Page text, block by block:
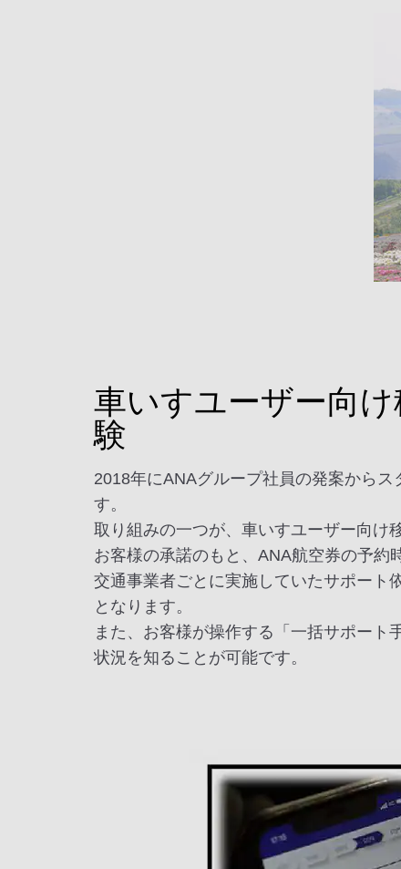
車いすユーザー向
験
2018年にANAグループ社員の発案から
す。
取り組みの一つが、車いすユーザー向け
お客様の承諾のもと、ANA航空券の予約
交通事業者ごとに実施していたサポート
となります。
また、お客様が操作する「一括サポート
状況を知ることが可能です。